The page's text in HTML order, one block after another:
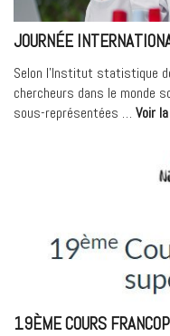
JOURNÉE
Selon l’Institut statistique
chercheurs dans le monde
sous-représentées … Voir
19ÈME COURS